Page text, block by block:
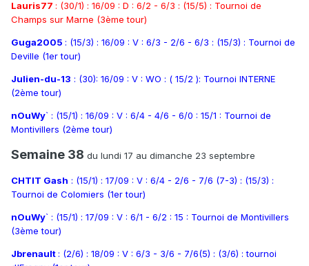
Lauris77 : (30/1) : 16/09 : D : 6/2 - 6/3 : (15/5) : Tournoi de
Champs sur Marne (3ème tour)
Guga2005 : (15/3) : 16/09 : V : 6/3 - 2/6 - 6/3 : (15/3) : Tournoi de
Deville (1er tour)
Julien-du-13 : (30): 16/09 : V : WO : ( 15/2 ): Tournoi INTERNE
(2ème tour)
nOuWy` : (15/1) : 16/09 : V : 6/4 - 4/6 - 6/0 : 15/1 : Tournoi de
Montivillers (2ème tour)
Semaine 38 du lundi 17 au dimanche 23 septembre
CHTIT Gash : (15/1) : 17/09 : V : 6/4 - 2/6 - 7/6 (7-3) : (15/3) :
Tournoi de Colomiers (1er tour)
nOuWy` : (15/1) : 17/09 : V : 6/1 - 6/2 : 15 : Tournoi de Montivillers
(3ème tour)
Jbrenault : (2/6) : 18/09 : V : 6/3 - 3/6 - 7/6(5) : (3/6) : tournoi